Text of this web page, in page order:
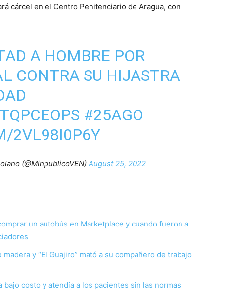
cárcel en el Centro Penitenciario de Aragua, con
A HOMBRE POR
CONTRA SU HIJASTRA
#25AGO
2VL98I0P6Y
(@MinpublicoVEN) August 25, 2022
un autobús en Marketplace y cuando fueron a
y “El Guajiro” mató a su compañero de trabajo
costo y atendía a los pacientes sin las normas